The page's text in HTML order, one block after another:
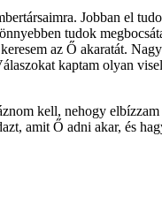
Jobban el
tudok
az Ő akaratát.
kaptam olyan
kell, nehogy
amit Ő adni akar, és